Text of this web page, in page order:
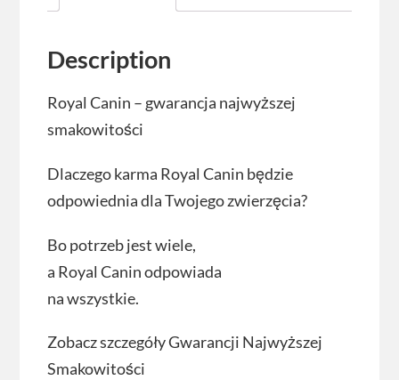
Description
Royal Canin – gwarancja najwyższej
smakowitości
Dlaczego karma Royal Canin będzie
odpowiednia dla Twojego zwierzęcia?
Bo potrzeb jest wiele,
a Royal Canin odpowiada
na wszystkie.
Zobacz szczegóły Gwarancji Najwyższej
Smakowitości